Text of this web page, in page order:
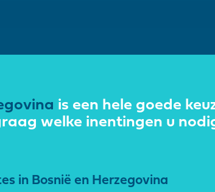
is een hele goede
welke inentingen u
in Bosnië en Herzegovina